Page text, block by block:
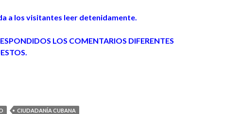
a los visitantes leer detenidamente.
LOS COMENTARIOS DIFERENTES
CIUDADANÍA CUBANA